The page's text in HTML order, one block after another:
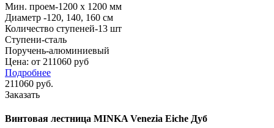
Мин. проем-1200 x 1200 мм
Диаметр -120, 140, 160 см
Количество ступеней-13 шт
Ступени-сталь
Поручень-алюминиевый
Цена: от 211060 руб
Подробнее
211060 руб.
Заказать
Винтовая лестница MINKA Venezia Eiche Дуб